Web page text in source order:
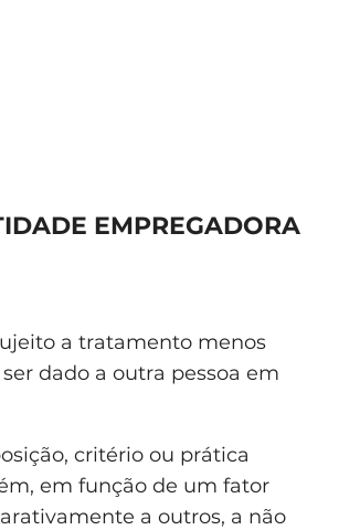
EMPREGADORA
a tratamento menos
dado a outra pessoa em
critério ou prática
em função de um fator
a outros, a não